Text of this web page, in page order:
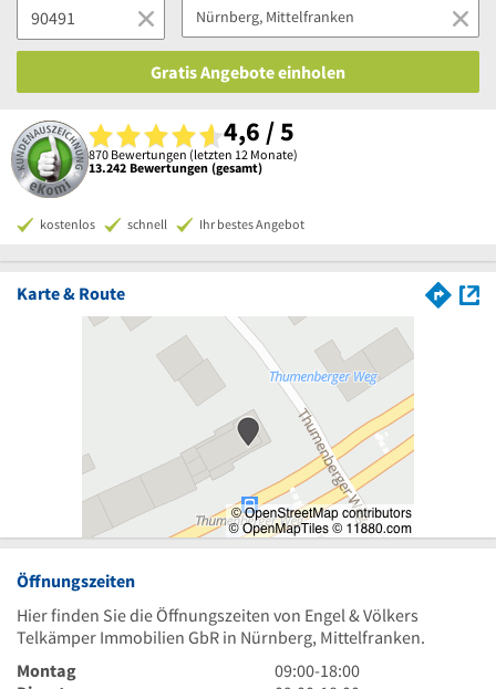
Gratis Angebote einholen
4,6 / 5
870 Bewertungen (letzten 12 Monate)
13.242 Bewertungen (gesamt)
kostenlos schnell Ihr bestes Angebot
Karte & Route
Öffnungszeiten
Hier finden Sie die Öffnungszeiten von Engel & Völkers
Telkämper Immobilien GbR in Nürnberg, Mittelfranken.
Montag
9
09:00-18:00